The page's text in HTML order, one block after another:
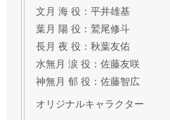
文月 海 役：平井雄基
葉月 陽 役：鷲尾修斗
長月 夜 役：秋葉友佑
水無月 涙 役：佐藤友咲
神無月 郁 役：佐藤智広
オリジナルキャラクター